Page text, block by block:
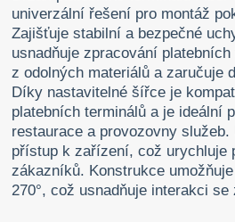
univerzální řešení pro montáž
Zajišťuje stabilní a bezpečné
usnadňuje zpracování
z odolných materiálů a zaručuje
Díky nastavitelné šířce je
platebních terminálů a je ideální
restaurace a provozovny služeb.
přístup k zařízení, což urychluje
zákazníků. Konstrukce
270°, což usnadňuje interakci se